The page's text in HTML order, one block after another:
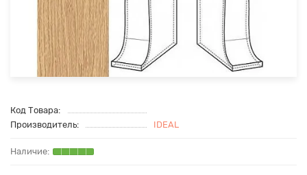
Код Товара:
Производитель:
IDEAL